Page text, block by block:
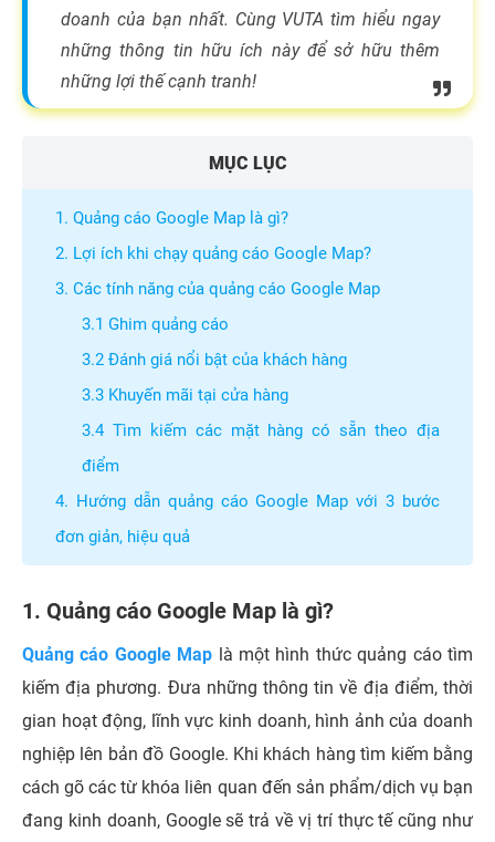
doanh của bạn nhất. Cùng VUTA tìm hiểu ngay
những thông tin hữu ích này để sở hữu thêm
những lợi thế cạnh tranh!
MỤC LỤC
1. Quảng cáo Google Map là gì?
2. Lợi ích khi chạy quảng cáo Google Map?
3. Các tính năng của quảng cáo Google Map
3.1 Ghim quảng cáo
3.2 Đánh giá nổi bật của khách hàng
3.3 Khuyến mãi tại cửa hàng
3.4 Tìm kiếm các mặt hàng có sẵn theo địa
điểm
4. Hướng dẫn quảng cáo Google Map với 3 bước
đơn giản, hiệu quả
1. Quảng cáo Google Map là gì?
Quảng cáo Google Map là một hình thức quảng cáo tìm
kiếm địa phương. Đưa những thông tin về địa điểm, thời
gian hoạt động, lĩnh vực kinh doanh, hình ảnh của doanh
nghiệp lên bản đồ Google. Khi khách hàng tìm kiếm bằng
cách gõ các từ khóa liên quan đến sản phẩm/dịch vụ bạn
đang kinh doanh, Google sẽ trả về vị trí thực tế cũng như